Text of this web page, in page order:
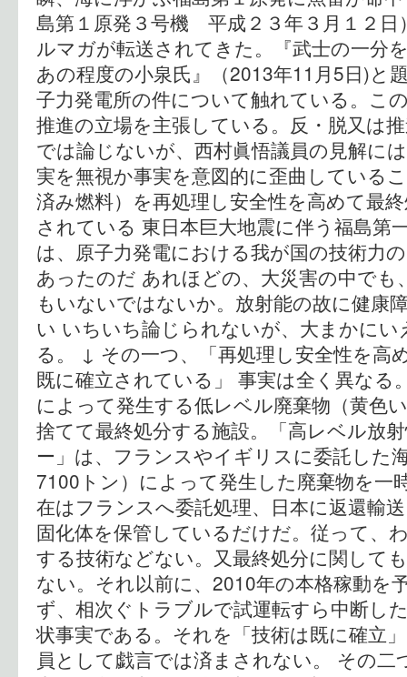
島第１原発３号機 平成２３年３月１２日
ルマガが転送されてきた。『武士の一分
あの程度の小泉氏』（2013年11月5日)と
子力発電所の件について触れている。こ
推進の立場を主張している。反・脱又は
では論じないが、西村眞悟議員の見解に
実を無視か事実を意図的に歪曲している
済み燃料）を再処理し安全性を高めて最
されている 東日本巨大地震に伴う福島第
は、原子力発電における我が国の技術力
あったのだ あれほどの、大災害の中でも
もいないではないか。放射能の故に健康
い いちいち論じられないが、大まかに
る。 ↓ その一つ、「再処理し安全性を高
既に確立されている」 事実は全く異なる
によって発生する低レベル廃棄物（黄色
捨てて最終処分する施設。「高レベル放
ー」は、フランスやイギリスに委託した
7100トン）によって発生した廃棄物を一
在はフランスへ委託処理、日本に返還輸
固化体を保管しているだけだ。従って、
する技術などない。又最終処分に関して
ない。それ以前に、2010年の本格稼動を
ず、相次ぐトラブルで試運転すら中断し
状事実である。それを「技術は既に確立
員として戯言では済まされない。 その二